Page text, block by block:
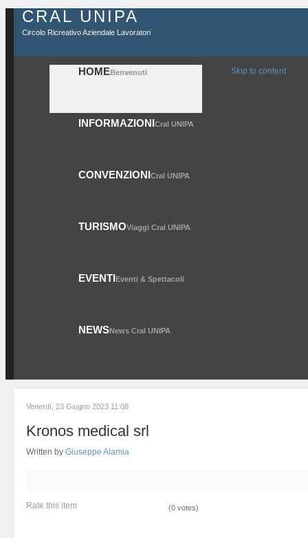
CRAL UNIPA
Circolo Ricreativo Aziendale Lavoratori
HOMEBenvenuti
INFORMAZIONICral UNIPA
CONVENZIONICral UNIPA
TURISMOViaggi Cral UNIPA
EVENTIEventi & Spettacoli
NEWSNews Cral UNIPA
Skip to content
Venerdì, 23 Giugno 2023 11:08
Kronos medical srl
Written by Giuseppe Alamia
Rate this item (0 votes)